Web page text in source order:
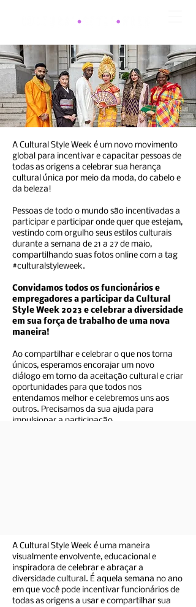
A Cultural Style Week é um novo movimento
global para incentivar e capacitar pessoas de
todas as origens a celebrar sua herança
cultural única por meio da moda, do cabelo e
da beleza!
Pessoas de todo o mundo são incentivadas a
participar e participar onde quer que estejam,
vestindo com orgulho seus estilos culturais
durante a semana de 21 a 27 de maio,
compartilhando suas fotos online com a tag
#culturalstyleweek.
​Convidamos todos os funcionários e
empregadores a participar da Cultural
Style Week 2023 e celebrar a diversidade
em sua força de trabalho de uma nova
maneira!
Ao compartilhar e celebrar o que nos torna
únicos, esperamos encorajar um novo
diálogo em torno da aceitação cultural e criar
oportunidades para que todos nos
entendamos melhor e celebremos uns aos
outros. Precisamos da sua ajuda para
impulsionar a participação.
A Cultural Style Week é uma maneira
visualmente envolvente, educacional e
inspiradora de celebrar e abraçar a
diversidade cultural. É aquela semana no ano
em que você pode incentivar funcionários de
todas as origens a usar e compartilhar sua